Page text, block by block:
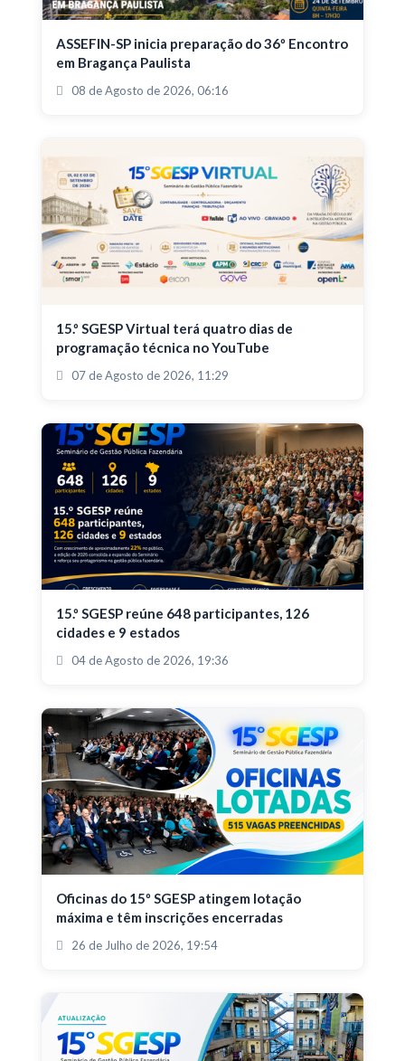
ASSEFIN-SP inicia preparação do 36º Encontro
em Bragança Paulista
08 de Agosto de 2026, 06:16
15.º SGESP Virtual terá quatro dias de
programação técnica no YouTube
07 de Agosto de 2026, 11:29
15.º SGESP reúne 648 participantes, 126
cidades e 9 estados
04 de Agosto de 2026, 19:36
Oficinas do 15º SGESP atingem lotação
máxima e têm inscrições encerradas
26 de Julho de 2026, 19:54